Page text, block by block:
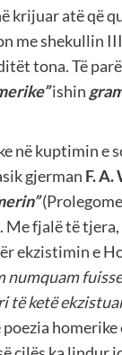
krijuar atë që
me shekullin
tona. Të
ishin
në kuptimin e
gjerman F. A.
Me fjalë të
ekzistimin e
numquam
të ketë
poezia homerike